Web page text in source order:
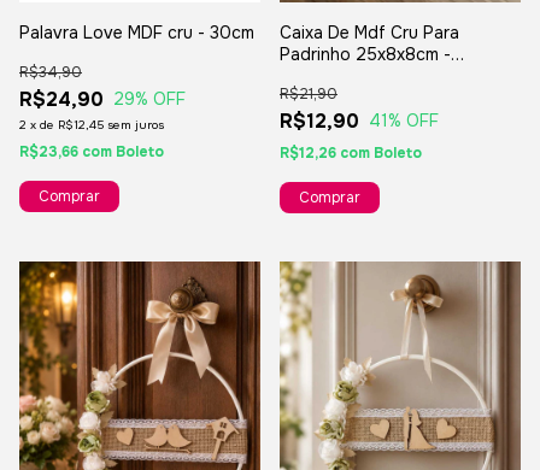
Palavra Love MDF cru - 30cm
R$24,90
R$34,90
29% OFF
2 x de R$12,45 sem juros
R$23,66 com Boleto
Caixa De Mdf Cru Para
Padrinho 25x8x8cm -
Casamento Batizado
R$12,90
R$21,90
41% OFF
R$12,26 com Boleto